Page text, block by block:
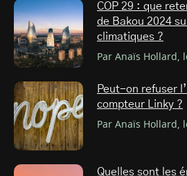
COP 29 : que
de Bakou 2024
climatiques ?
Par Anaïs Hollard,
Peut-on refuser
compteur Linky ?
Par Anaïs Hollard,
Quelles sont les